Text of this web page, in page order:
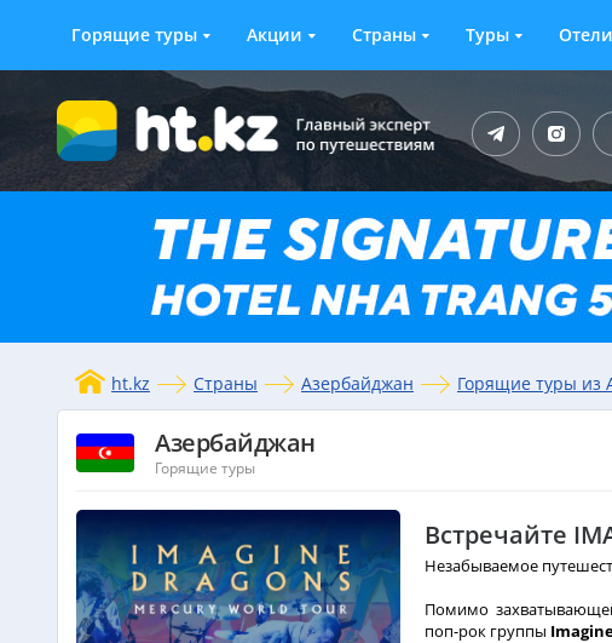
Горящие туры Акции Страны Туры Отели
ht.kz Страны Азербайджан Горящие туры из
Азербайджан
Горящие туры
Встречайте
Незабываемое
Помимо
поп-рок группы